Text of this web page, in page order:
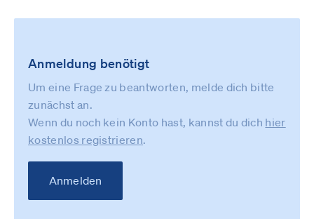
Anmeldung benötigt
Um eine Frage zu beantworten, melde dich bitte
zunächst an.
Wenn du noch kein Konto hast, kannst du dich hier
kostenlos registrieren.
Anmelden